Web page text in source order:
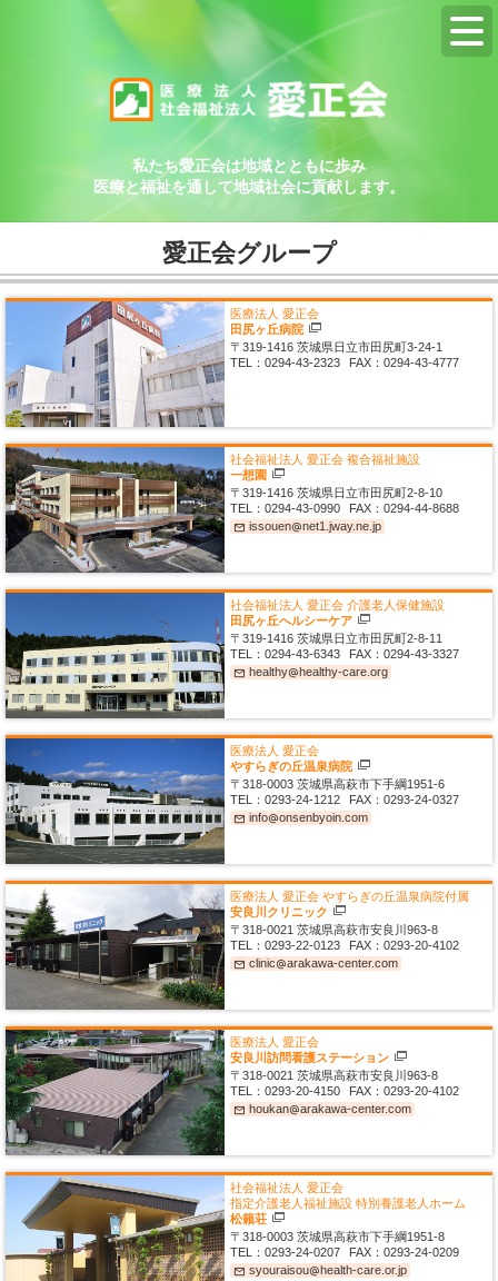
私たち愛正会は地域とともに歩み
医療と福祉を通して地域社会に貢献します。
愛正会グループ
医療法人 愛正会
田尻ヶ丘病院
〒319-1416茨城県日立市田尻町3-24-1
TEL：0294-43-2323 FAX：0294-43-4777
社会福祉法人 愛正会複合福祉施設
一想園
〒319-1416茨城県日立市田尻町2-8-10
TEL：0294-43-0990 FAX：0294-44-8688
mail_outline issouenalternate_emailnet1 jway ne jp
社会福祉法人 愛正会介護老人保健施設
田尻ヶ丘へルシーケア
〒319-1416茨城県日立市田尻町2-8-11
TEL：0294-43-6343 FAX：0294-43-3327
mail_outline healthyalternate_email healthy-care org
医療法人 愛正会
やすらぎの丘温泉病院
〒318-0003茨城県高萩市下手綱1951-6
TEL：0293-24-1212 FAX：0293-24-0327
mail_outline infoalternate_emailonsenbyoin com
医療法人 愛正会やすらぎの丘温泉病院付属
安良川クリニック
〒318-0021茨城県高萩市安良川963-8
TEL：0293-22-0123 FAX：0293-20-4102
mail_outline clinicalternate_emailarakawa-center com
医療法人 愛正会
安良川訪問看護ステーション
〒318-0021茨城県高萩市安良川963-8
TEL：0293-20-4150 FAX：0293-20-4102
mail_outline houkanalternate_emailarakawa-center com
社会福祉法人 愛正会
指定介護老人福祉施設特別養護老人ホーム
松籟荘
〒318-0003茨城県高萩市下手綱1951-8
TEL：0293-24-0207 FAX：0293-24-0209
mail_outline syouraisoualternate_email health-care or jp